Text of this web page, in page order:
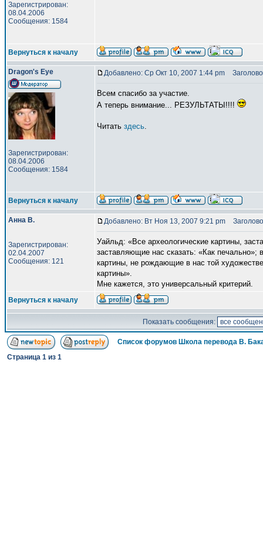
Зарегистрирован:
08.04.2006
Сообщения: 1584
Вернуться к началу
Dragon's Eye
Зарегистрирован:
08.04.2006
Сообщения: 1584
Добавлено: Ср Окт 10, 2007 1:44 pm
Всем спасибо за участие.
А теперь внимание... РЕЗУЛЬТАТЫ!!!!
Читать здесь.
Вернуться к началу
Анна В.
Зарегистрирован:
02.04.2007
Сообщения: 121
Добавлено: Вт Ноя 13, 2007 9:21 pm
Уайльд: «Все археологические картины,
заставляющие нас сказать: «Как печально»;
картины, не рождающие в нас той
картины».
Мне кажется, это универсальный критерий.
Вернуться к началу
Показать сообщения:
Список форумов Школа перевода В.
Страница 1 из 1